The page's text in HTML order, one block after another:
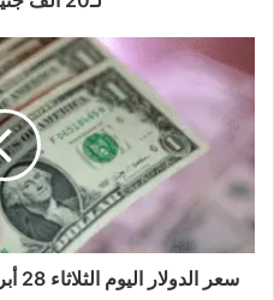
سعر الدولار اليوم الثلاثاء 28 أبريل 2026 في البنوك المصرية